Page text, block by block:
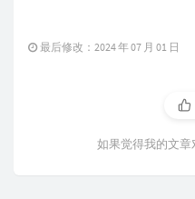
最后修改：2024 年 07 月 01 日
如果觉得我的文